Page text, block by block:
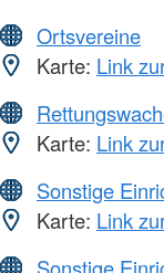
Ortsvereine
Karte: Link
Karte: Link
Sonstige
Karte: Link